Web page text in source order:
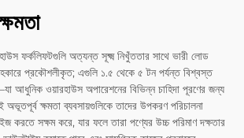
ফর্কলিফটগুলি অত্যন্ত সূক্ষ্ম নিখুঁততার সাথে ভারী লোড
প্রকৌশলীকৃত; এগুলি ১.৫ থেকে ৫ টন পর্যন্ত বিশ্বস্ত
আধুনিক ওয়ারহাউস অপারেশনের বিভিন্ন চাহিদা পূরণের জন্য
ক্ষমতা ব্যবসায়গুলিকে তাদের উপকরণ পরিচালনা
করতে সক্ষম করে, যার ফলে তারা পণ্যের উচ্চ পরিমাণ দক্ষতার